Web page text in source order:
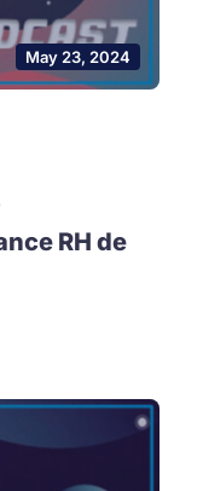
May 23, 2024
RH de